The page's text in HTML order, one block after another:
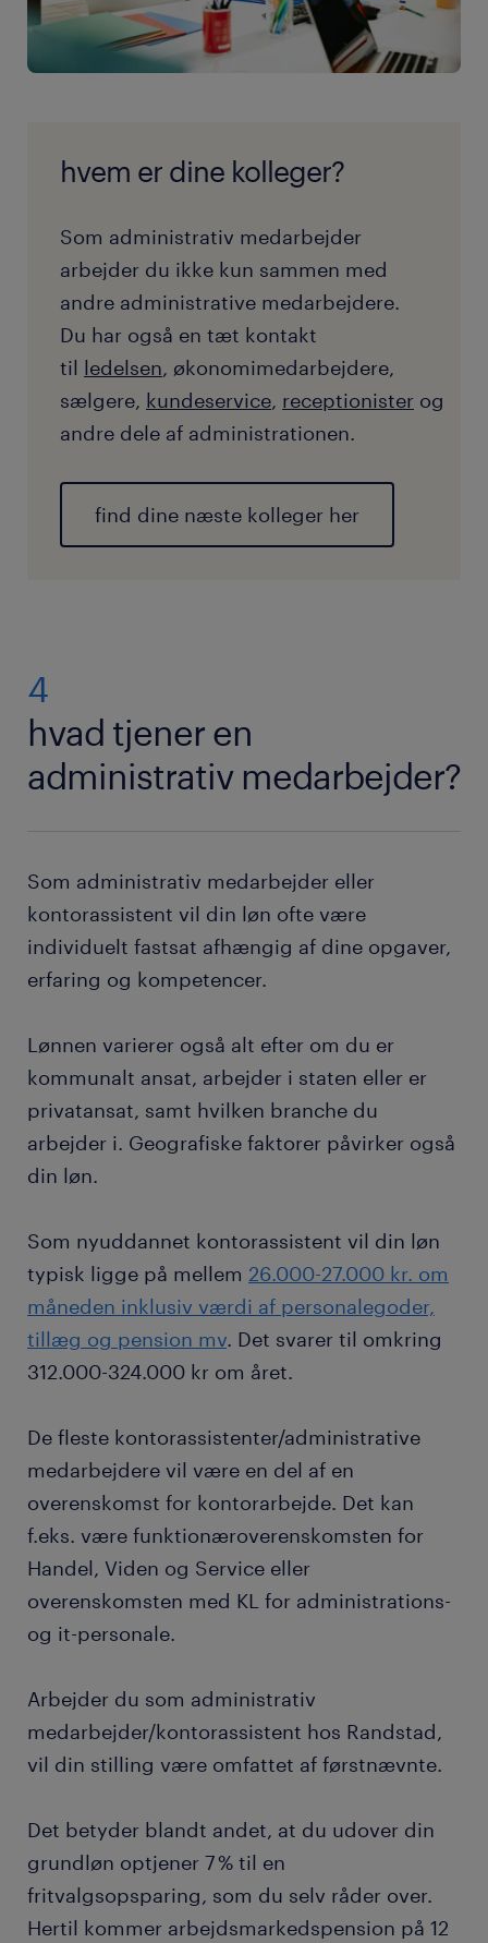
hvem er dine kolleger?
Som administrativ medarbejder
arbejder du ikke kun sammen med
andre administrative medarbejdere.
Du har også en tæt kontakt
til ledelsen, økonomimedarbejdere,
sælgere, kundeservice, receptionister og
andre dele af administrationen.
find dine næste kolleger her
4
hvad tjener en
administrativ medarbejder?
Som administrativ medarbejder eller
kontorassistent vil din løn ofte være
individuelt fastsat afhængig af dine opgaver,
erfaring og kompetencer.
Lønnen varierer også alt efter om du er
kommunalt ansat, arbejder i staten eller er
privatansat, samt hvilken branche du
arbejder i. Geografiske faktorer påvirker også
din løn.
Som nyuddannet kontorassistent vil din løn
typisk ligge på mellem 26.000-27.000 kr. om
måneden inklusiv værdi af personalegoder,
tillæg og pension mv. Det svarer til omkring
312.000-324.000 kr om året.
De fleste kontorassistenter/administrative
medarbejdere vil være en del af en
overenskomst for kontorarbejde. Det kan
f.eks. være funktionæroverenskomsten for
Handel, Viden og Service eller
overenskomsten med KL for administrations-
og it-personale.
Arbejder du som administrativ
medarbejder/kontorassistent hos Randstad,
vil din stilling være omfattet af førstnævnte.
Det betyder blandt andet, at du udover din
grundløn optjener 7 % til en
fritvalgsopsparing, som du selv råder over.
Hertil kommer arbejdsmarkedspension på 12